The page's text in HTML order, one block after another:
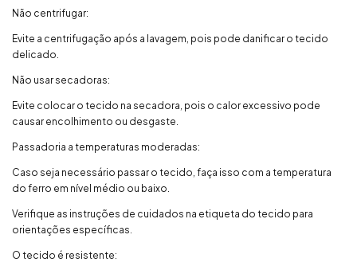
Não centrifugar:
Evite a centrifugação após a lavagem, pois pode danificar o tecido
delicado.
Não usar secadoras:
Evite colocar o tecido na secadora, pois o calor excessivo pode
causar encolhimento ou desgaste.
Passadoria a temperaturas moderadas:
Caso seja necessário passar o tecido, faça isso com a temperatura
do ferro em nível médio ou baixo.
Verifique as instruções de cuidados na etiqueta do tecido para
orientações específicas.
O tecido é resistente: